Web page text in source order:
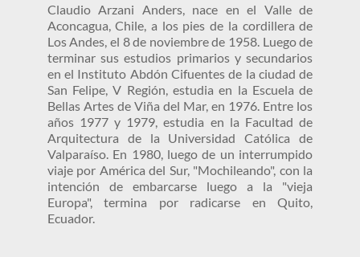
Claudio Arzani Anders, nace en el Valle de
Aconcagua, Chile, a los pies de la cordillera de
Los Andes, el 8 de noviembre de 1958. Luego de
terminar sus estudios primarios y secundarios
en el Instituto Abdón Cifuentes de la ciudad de
San Felipe, V Región, estudia en la Escuela de
Bellas Artes de Viña del Mar, en 1976. Entre los
años 1977 y 1979, estudia en la Facultad de
Arquitectura de la Universidad Católica de
Valparaíso. En 1980, luego de un interrumpido
viaje por América del Sur, "Mochileando", con la
intención de embarcarse luego a la "vieja
Europa", termina por radicarse en Quito,
Ecuador.